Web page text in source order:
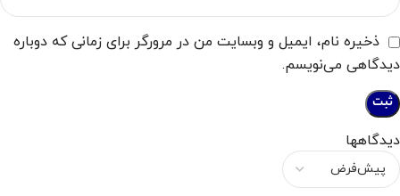
دیدگاهها
ذخیره نام، ایمیل و وبسایت من در مرورگر برای زمانی که دوباره
دیدگاهی می‌نویسم.